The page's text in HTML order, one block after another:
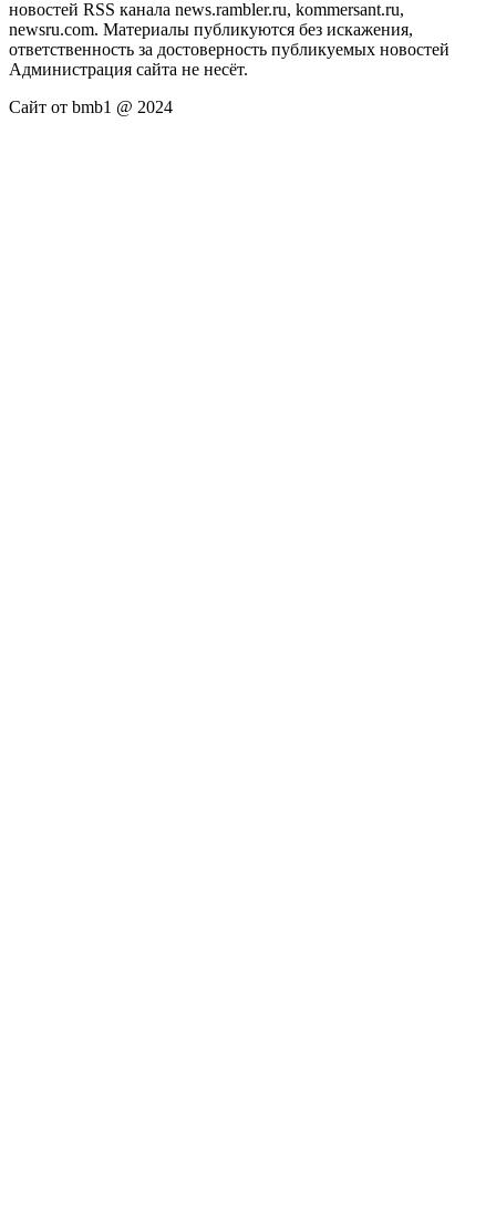
новостей RSS канала news.rambler.ru, kommersant.ru,
newsru.com. Материалы публикуются без искажения,
ответственность за достоверность публикуемых новостей
Администрация сайта не несёт.
Сайт от bmb1 @ 2024